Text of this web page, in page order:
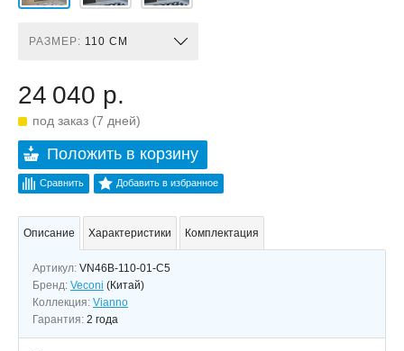
РАЗМЕР: 110 СМ
24 040 р.
под заказ (7 дней)
Положить в корзину
Сравнить Добавить в избранное
Описание Характеристики Комплектация
Артикул: VN46B-110-01-C5
Бренд: Veconi (Китай)
Коллекция: Vianno
Гарантия: 2 года